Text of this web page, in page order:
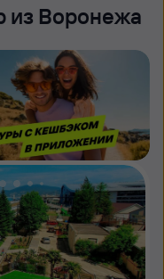
из Воронежа